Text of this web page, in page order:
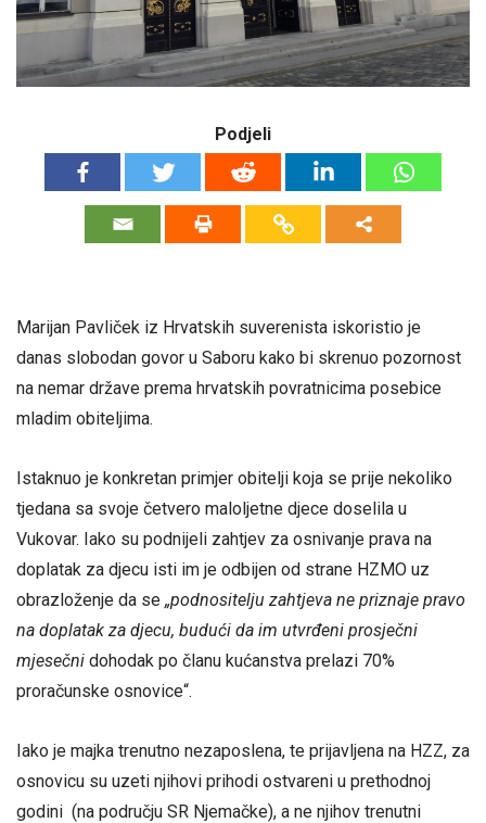
Podjeli
Marijan Pavliček iz Hrvatskih suverenista iskoristio je
danas slobodan govor u Saboru kako bi skrenuo pozornost
na nemar države prema hrvatskih povratnicima posebice
mladim obiteljima.
Istaknuo je konkretan primjer obitelji koja se prije nekoliko
tjedana sa svoje četvero maloljetne djece doselila u
Vukovar. Iako su podnijeli zahtjev za osnivanje prava na
doplatak za djecu isti im je odbijen od strane HZMO uz
obrazloženje da se „podnositelju zahtjeva ne priznaje pravo
na doplatak za djecu, budući da im utvrđeni prosječni
mjesečni dohodak po članu kućanstva prelazi 70%
proračunske osnovice“.
Iako je majka trenutno nezaposlena, te prijavljena na HZZ, za
osnovicu su uzeti njihovi prihodi ostvareni u prethodnoj
godini (na području SR Njemačke), a ne njihov trenutni